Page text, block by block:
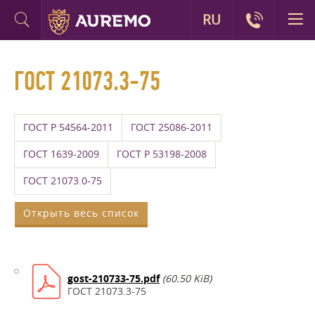
ГОСТ 21073.3-75
ГОСТ Р 54564-2011 ГОСТ 25086-2011
ГОСТ 1639-2009 ГОСТ Р 53198-2008
ГОСТ 21073.0-75
Открыть весь список
gost-210733-75.pdf (60.50 KiB)
ГОСТ 21073.3-75
RU